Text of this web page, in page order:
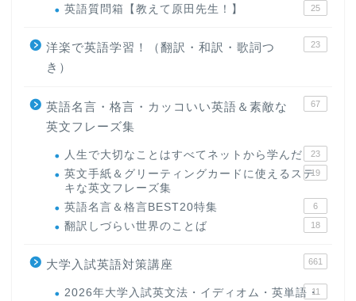
英語質問箱【教えて原田先生！】 25
洋楽で英語学習！（翻訳・和訳・歌詞つ
き）
23
英語名言・格言・カッコいい英語＆素敵な
英文フレーズ集
67
人生で大切なことはすべてネットから学んだ 23
英文手紙＆グリーティングカードに使えるステ
キな英文フレーズ集
19
英語名言＆格言BEST20特集 6
翻訳しづらい世界のことば 18
大学入試英語対策講座 661
2026年大学入試英文法・イディオム・英単語・
11